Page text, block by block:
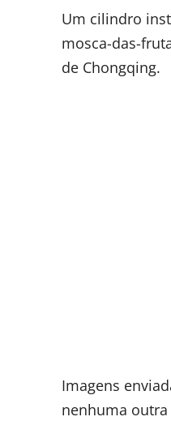
Um cilindro
mosca-das-
de Chongqing.
Imagens
nenhuma